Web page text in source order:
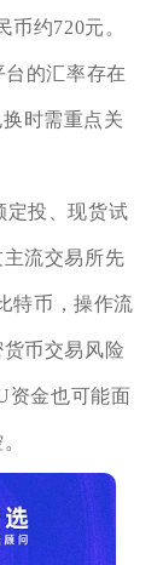
约720元。
的汇率存在
时需重点关
定投、现货试
流交易所先
特币，操作流
币交易风险
资金也可能面